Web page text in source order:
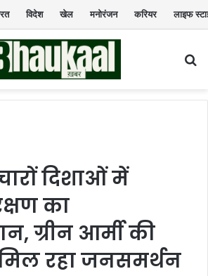
विदेश खेल मनोरंजन करियर लाइफ
दिशाओं में
का
ग्रीन आर्मी की
रहा जनसमर्थन